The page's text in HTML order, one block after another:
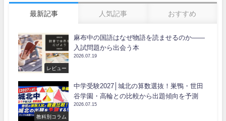
最新記事 人気記事 おすすめ
レビュー
麻布中の国語はなぜ物語を読ませるのか――
入試問題から出会う本
2026.07.19
教科別コラム
中学受験2027│城北の算数選抜！巣鴨・世田
谷学園・高輪との比較から出題傾向を予測
2026.07.15